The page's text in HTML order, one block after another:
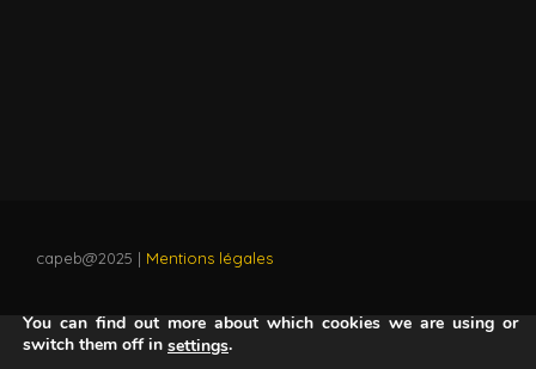
capeb@2025 | Mentions légales
You can find out more about which cookies we are using or
switch them off in settings.